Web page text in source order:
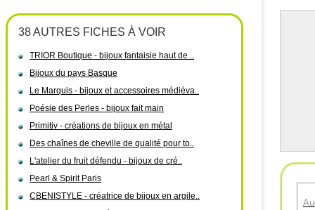
38 AUTRES FICHES À VOIR
TRIOR Boutique - bijoux fantaisie haut de ..
Bijoux du pays Basque
Le Marquis - bijoux et accessoires médiéva..
Poésie des Perles - bijoux fait main
Primitiv - créations de bijoux en métal
Des chaînes de cheville de qualité pour to..
L'atelier du fruit défendu - bijoux de cré..
Pearl & Spirit Paris
CBENISTYLE - créatrice de bijoux en argile..